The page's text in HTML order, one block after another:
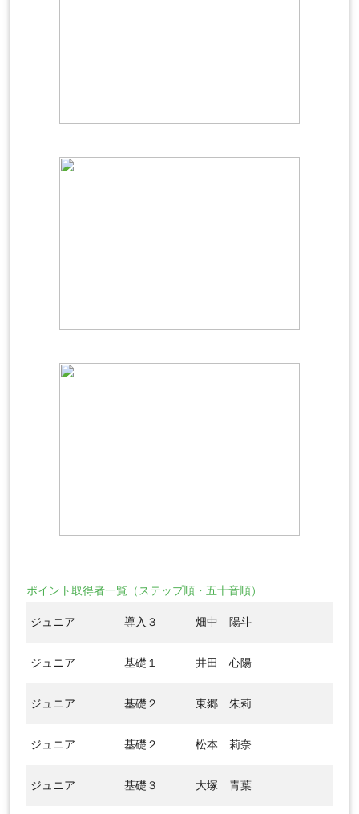
ポイント取得者一覧（ステップ順・五十音順）
ジュニア 導入３ 畑中 陽斗
ジュニア 基礎１ 井田 心陽
ジュニア 基礎２ 東郷 朱莉
ジュニア 基礎２ 松本 莉奈
ジュニア 基礎３ 大塚 青葉